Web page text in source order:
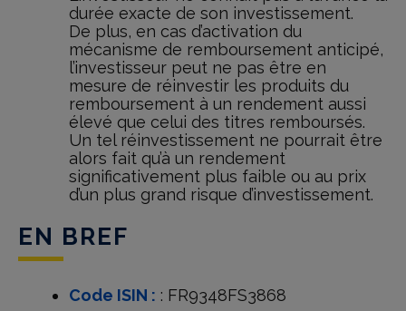
durée exacte de son investissement.
De plus, en cas d’activation du
mécanisme de remboursement anticipé,
l’investisseur peut ne pas être en
mesure de réinvestir les produits du
remboursement à un rendement aussi
élevé que celui des titres remboursés.
Un tel réinvestissement ne pourrait être
alors fait qu’à un rendement
significativement plus faible ou au prix
d’un plus grand risque d’investissement.
EN BREF
Code ISIN : : FR9348FS3868